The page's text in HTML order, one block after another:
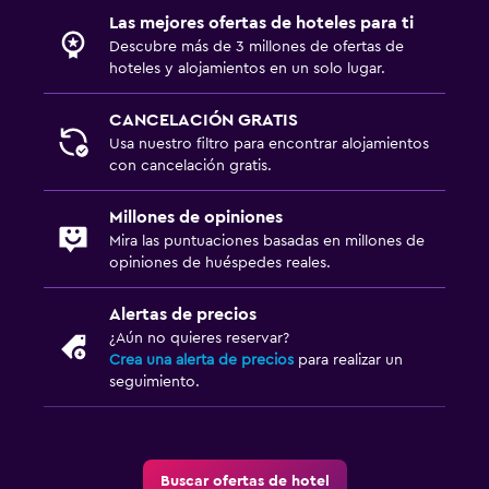
Lavandería
Zona de trabajo
Gimnasio
Las mejores ofertas de hoteles para ti
Descubre más de 3 millones de ofertas de
hoteles y alojamientos en un solo lugar.
CANCELACIÓN GRATIS
Usa nuestro filtro para encontrar alojamientos
con cancelación gratis.
Millones de opiniones
Mira las puntuaciones basadas en millones de
opiniones de huéspedes reales.
Alertas de precios
¿Aún no quieres reservar?
Crea una alerta de precios para realizar un
seguimiento.
Buscar ofertas de hotel